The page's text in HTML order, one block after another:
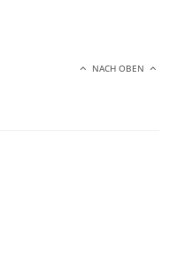
NACH OBEN